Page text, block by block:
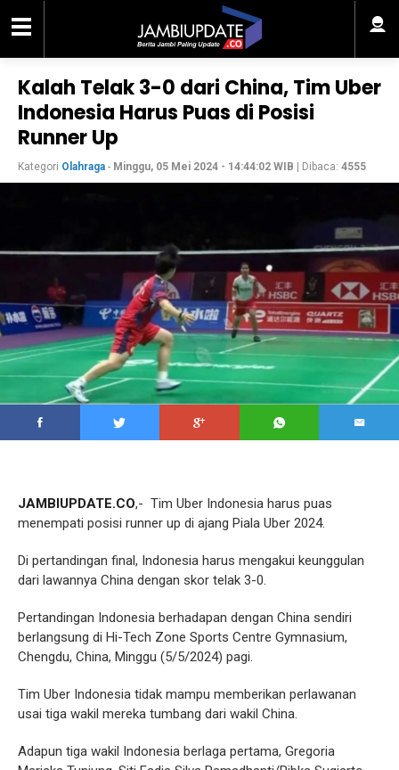
Kalah Telak 3-0 dari China, Tim Uber
Indonesia Harus Puas di Posisi
Runner Up
Kategori Olahraga - Minggu, 05 Mei 2024 - 14:44:02 WIB | Dibaca: 4555
JAMBIUPDATE.CO,- Tim Uber Indonesia harus puas
menempati posisi runner up di ajang Piala Uber 2024.
Di pertandingan final, Indonesia harus mengakui keunggulan
dari lawannya China dengan skor telak 3-0.
Pertandingan Indonesia berhadapan dengan China sendiri
berlangsung di Hi-Tech Zone Sports Centre Gymnasium,
Chengdu, China, Minggu (5/5/2024) pagi.
Tim Uber Indonesia tidak mampu memberikan perlawanan
usai tiga wakil mereka tumbang dari wakil China.
Adapun tiga wakil Indonesia berlaga pertama, Gregoria